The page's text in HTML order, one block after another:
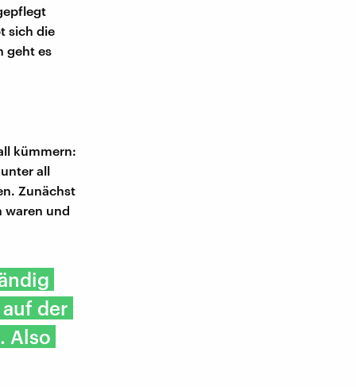
sich die
geht es
kümmern:
all
Zunächst
waren und
der
Also